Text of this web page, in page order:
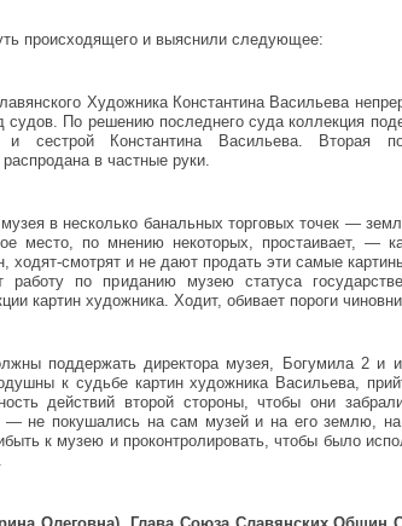
происходящего и выяснили следующее:
Художника Константина Васильева
судов. По решению последнего суда коллекция
и сестрой Константина Васильева. Вторая
в частные руки.
в несколько банальных торговых точек —
место, по мнению некоторых, простаивает, —
ходят-смотрят и не дают продать эти самые
работу по приданию музею статуса
картин художника. Ходит, обивает пороги
поддержать директора музея, Богумила 2 и
к судьбе картин художника Васильева,
действий второй стороны, чтобы они
— не покушались на сам музей и на его землю,
к музею и проконтролировать, чтобы было